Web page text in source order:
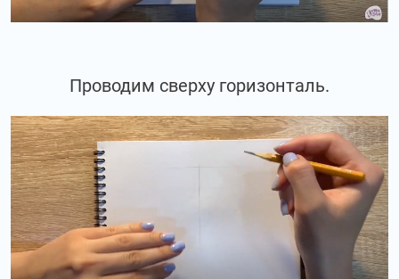
Проводим сверху горизонталь.